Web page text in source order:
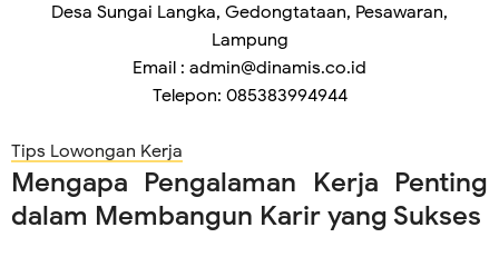
Desa Sungai Langka, Gedongtataan, Pesawaran,
Lampung
Email : admin@dinamis.co.id
Telepon: 085383994944
Tips Lowongan Kerja
Mengapa Pengalaman Kerja Penting
dalam Membangun Karir yang Sukses